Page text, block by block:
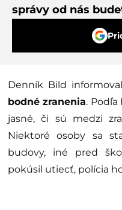
správy od nás
Denník Bild
bodné zranenia.
jasné, či sú medzi
Niektoré osoby sa
budovy, iné pred
pokúsil utiecť, polícia